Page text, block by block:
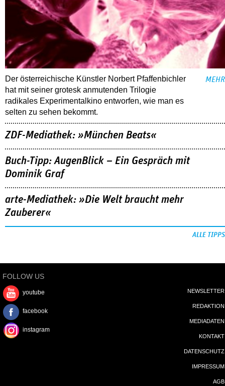
Der österreichische Künstler Norbert Pfaffenbichler
hat mit seiner grotesk anmutenden Trilogie
radikales Experimentalkino entworfen, wie man es
selten zu sehen bekommt.
MEHR
ZDF-Mediathek: »München Beats«
Buch-Tipp: AugenBlick – Ein Gespräch mit
Dominik Graf
arte-Mediathek: »Die Welt braucht mehr
Zauberer«
ALLE TIPPS
FOLLOW US
youtube
facebook
instagram
NEWSLETTER
REDAKTION
MEDIADATEN
KONTAKT
DATENSCHUTZ
IMPRESSUM
AGB